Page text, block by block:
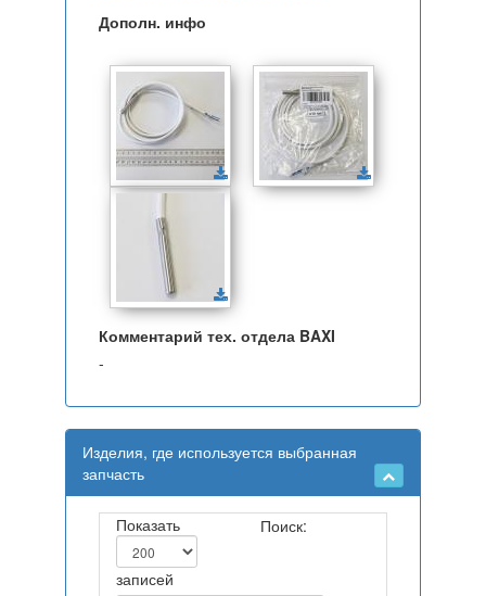
Дополн. инфо
Комментарий тех. отдела BAXI
-
Изделия, где используется выбранная
запчасть
Показать
записей
Поиск: